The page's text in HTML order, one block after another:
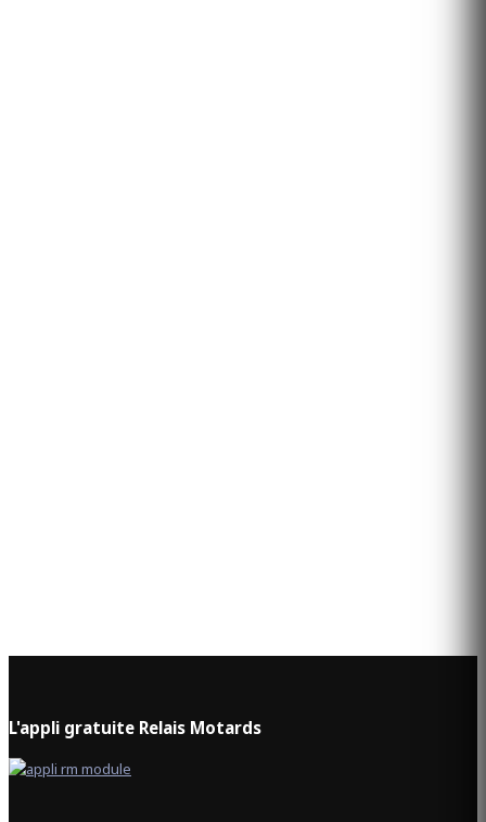
L'appli gratuite Relais Motards